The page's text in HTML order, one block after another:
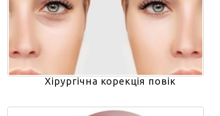
Хірургічна корекція повік